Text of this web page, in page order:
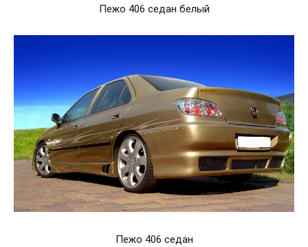
Пежо 406 седан белый
Пежо 406 седан